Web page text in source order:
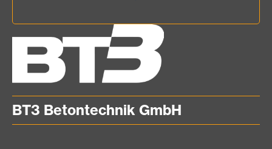
BT3 Betontechnik GmbH